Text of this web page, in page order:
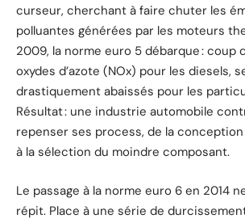
curseur, cherchant à faire chuter les
polluantes générées par les moteurs
2009, la norme euro 5 débarque : coup
oxydes d’azote (NOx) pour les diesels,
drastiquement abaissés pour les
Résultat : une industrie automobile
repenser ses process, de la
à la sélection du moindre composant.
Le passage à la norme euro 6 en 2014
répit. Place à une série de